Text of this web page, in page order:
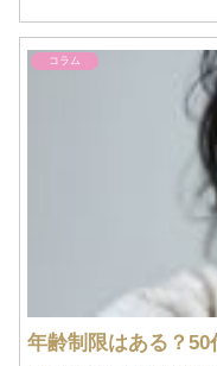
コラム